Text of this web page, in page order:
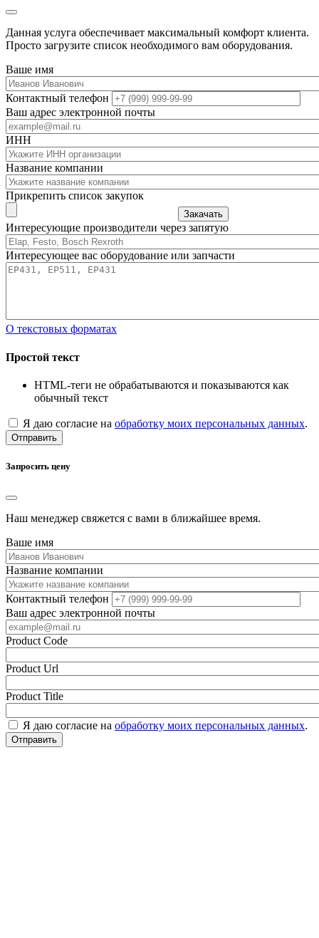
Данная услуга обеспечивает максимальный комфорт клиента.
Просто загрузите список необходимого вам оборудования.
Ваше имя
Контактный телефон
Ваш адрес электронной почты
ИНН
Название компании
Прикрепить список закупок
Закачать
Интересующие производители через запятую
Интересующее вас оборудование или запчасти
О текстовых форматах
Простой текст
HTML-теги не обрабатываются и показываются как
обычный текст
Я даю согласие на обработку моих персональных данных.
Отправить
Запросить цену
Наш менеджер свяжется с вами в ближайшее время.
Ваше имя
Название компании
Контактный телефон
Ваш адрес электронной почты
Product Code
Product Url
Product Title
Я даю согласие на обработку моих персональных данных.
Отправить